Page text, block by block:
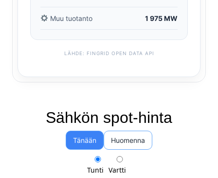
Muu tuotanto 1 975 MW
LÄHDE: FINGRID OPEN DATA API
Sähkön spot-hinta
Tänään Huomenna
Tunti Vartti